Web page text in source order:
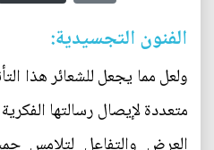
الفنون التجسيدية:
ولعل مما يجعل للشعائر هذا
متعددة لإيصال رسالتها